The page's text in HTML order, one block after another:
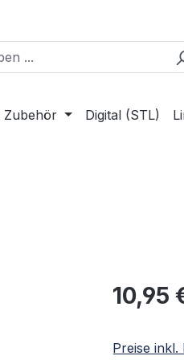
Zubehör Digital (STL)
Regulärer
10,95
Preise inkl.